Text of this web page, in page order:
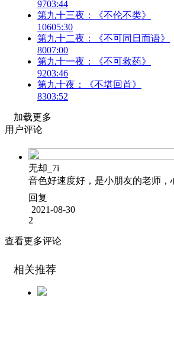
9703:44
第九十三夜：《不伦不类》
10605:30
第九十二夜：《不可同日而语》
8007:00
第九十一夜：《不可救药》
9203:46
第九十夜：《不堪回首》
8303:52
加载更多
用户评论
无却_7i
音色好速度好，是小朋友的老师，
回复
2021-08-30
2
查看更多评论
相关推荐